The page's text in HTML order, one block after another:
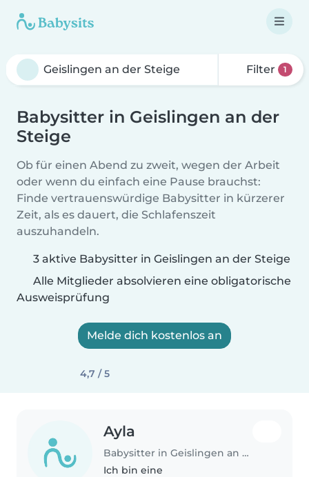
Filter 1
Babysitter in Geislingen an der
Steige
Ob für einen Abend zu zweit, wegen der Arbeit
oder wenn du einfach eine Pause brauchst:
Finde vertrauenswürdige Babysitter in kürzerer
Zeit, als es dauert, die Schlafenszeit
auszuhandeln.
3 aktive Babysitter in Geislingen an der Steige
Alle Mitglieder absolvieren eine obligatorische
Ausweisprüfung
Melde dich kostenlos an
4,7 / 5
Ayla
Babysitter in Geislingen an der Steige
Ich bin eine